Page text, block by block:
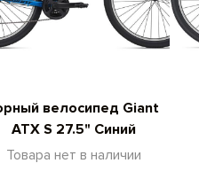
велосипед Giant
ATX S 27.5" Синий
Товара нет в наличии